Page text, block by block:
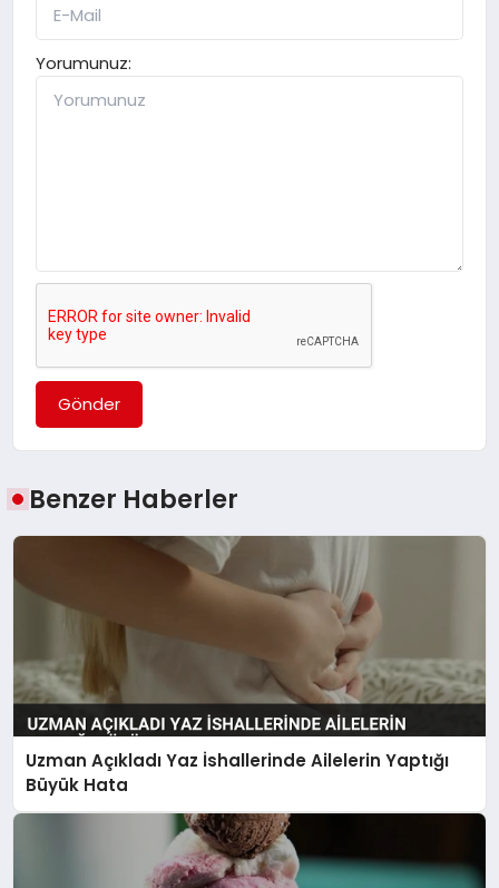
Yorumunuz:
Gönder
Benzer Haberler
Uzman Açıkladı Yaz İshallerinde Ailelerin Yaptığı
Büyük Hata